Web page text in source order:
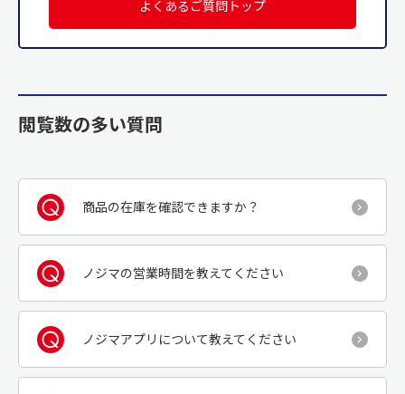
よくあるご質問トップ
閲覧数の多い質問
商品の在庫を確認できますか？
ノジマの営業時間を教えてください
ノジマアプリについて教えてください